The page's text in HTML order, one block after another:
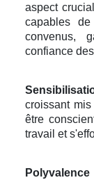
aspect
capables
convenus,
confiance
croissant
être
travail et